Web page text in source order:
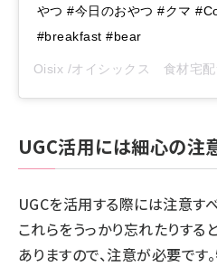
やつ #今日のおやつ #クマ
#breakfast #bear
Oisix /オイシックス 食材宅配
UGC活用には細心の注
UGCを活用する際には注意す
これらをうっかり忘れたりする
ありますので、注意が必要で